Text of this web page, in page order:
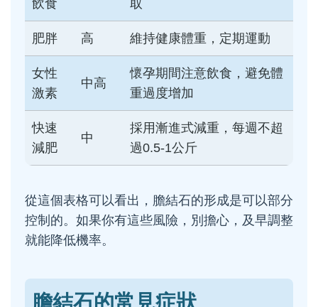
飲食 取
肥胖 高 維持健康體重，定期運動
女性
激素
中高
懷孕期間注意飲食，避免體
重過度增加
快速
減肥
中
採用漸進式減重，每週不超
過0.5-1公斤
從這個表格可以看出，膽結石的形成是可以部分
控制的。如果你有這些風險，別擔心，及早調整
就能降低機率。
膽結石的常見症狀